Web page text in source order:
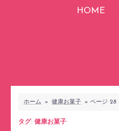
HOME
ホーム » 健康お菓子 » ページ 28
タグ: 健康お菓子